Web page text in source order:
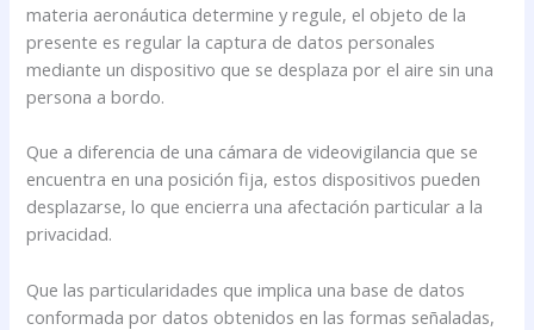
materia aeronáutica determine y regule, el objeto de la
presente es regular la captura de datos personales
mediante un dispositivo que se desplaza por el aire sin una
persona a bordo.
Que a diferencia de una cámara de videovigilancia que se
encuentra en una posición fija, estos dispositivos pueden
desplazarse, lo que encierra una afectación particular a la
privacidad.
Que las particularidades que implica una base de datos
conformada por datos obtenidos en las formas señaladas,